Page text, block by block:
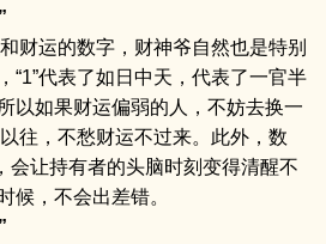
财运的数字，财神爷自然也是特别
“1”代表了如日中天，代表了一官半
以如果财运偏弱的人，不妨去换一
往，不愁财运不过来。此外，数
会让持有者的头脑时刻变得清醒不
候，不会出差错。